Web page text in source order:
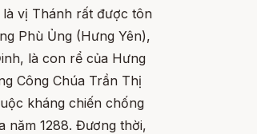
vị Thánh rất được tôn
Phù Ủng (Hưng Yên),
là con rể của Hưng
Công Chúa Trần Thị
kháng chiến chống
năm 1288. Đương thời,